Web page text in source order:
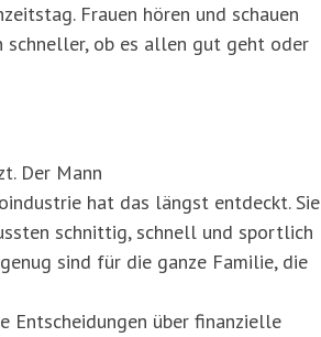
Frauen hören und schauen
schneller, ob es allen gut geht oder
Der Mann
hat das längst entdeckt. Sie
schnittig, schnell und sportlich
sind für die ganze Familie, die
Entscheidungen über finanzielle